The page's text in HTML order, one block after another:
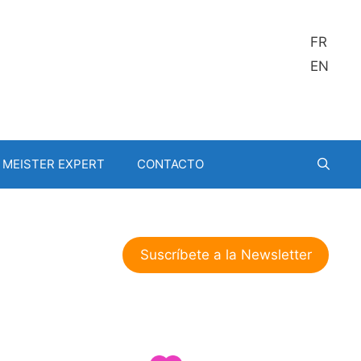
FR
EN
MEISTER EXPERT CONTACTO
Suscríbete a la Newsletter